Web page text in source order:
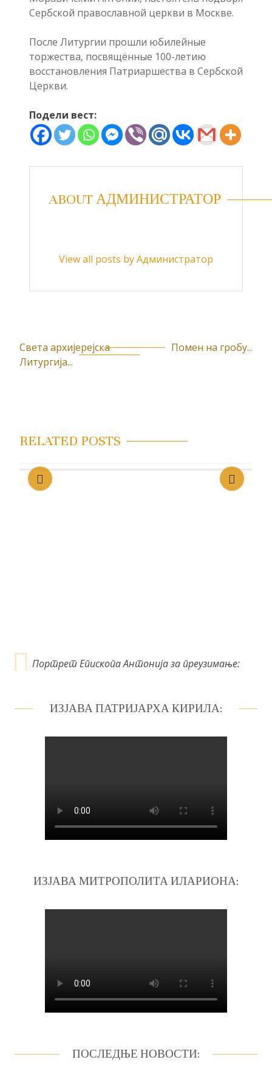
Сербской православной церкви в Москве.
После Литургии прошли юбилейные
торжества, посвящённые 100-летию
восстановления Патриаршества в Сербской
Церкви.
Подели вест:
ABOUT АДМИНИСТРАТОР
View all posts by Администратор
К
а
Света архијерејска
Литургија...
Помен на гробу...
RELATED POSTS
Портрет Епископа Антонија за преузимање:
ИЗЈАВА ПАТРИЈАРХА КИРИЛА:
ИЗЈАВА МИТРОПОЛИТА ИЛАРИОНА:
ПОСЛЕДЊЕ НОВОСТИ: